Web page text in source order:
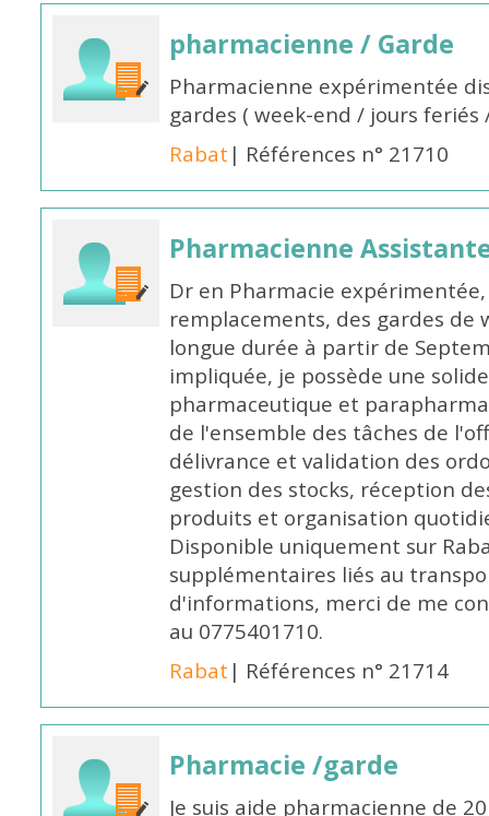
pharmacienne / Garde
Pharmacienne expérimentée
gardes ( week-end / jours
Rabat | Références n° 21710
Pharmacienne
Dr en Pharmacie
remplacements, des gardes de
longue durée à partir de
impliquée, je possède une
pharmaceutique et
de l'ensemble des tâches de
délivrance et validation des
gestion des stocks, réception
produits et organisation
Disponible uniquement sur
supplémentaires liés au
d'informations, merci de me
au 0775401710.
Rabat | Références n° 21714
Pharmacie /garde
Je suis aide pharmacienne de